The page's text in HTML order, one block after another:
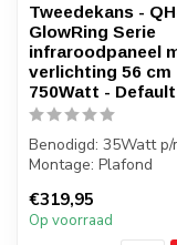
Tweedekans -
GlowRing Serie
infraroodpaneel
verlichting 56 cm
750Watt - Default
Benodigd: 35Watt p/
Montage: Plafond
Badkamer: Nee
€319,95
Op voorraad